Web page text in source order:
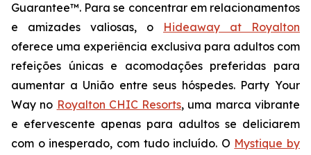
Guarantee™. Para se concentrar em relacionamentos
e amizades valiosas, o Hideaway at Royalton
oferece uma experiência exclusiva para adultos com
refeições únicas e acomodações preferidas para
aumentar a União entre seus hóspedes.Party Your
Way no Royalton CHIC Resorts, uma marca vibrante
e efervescente apenas para adultos se deliciarem
com o inesperado, com tudo incluído. O Mystique by